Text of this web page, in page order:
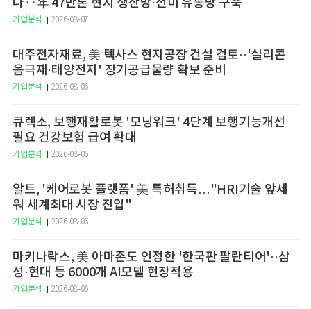
다‥年 47만톤 현지 생산망·전미 유통망 구축
기업분석 2026-08-07
대주전자재료, 美 텍사스 현지공장 건설 검토··'실리콘
음극재·태양전지' 장기공급물량 확보 준비
기업분석 2026-08-06
큐렉소, 보행재활로봇 '모닝워크' 4단계 보행기능개선
필요 건강보험 급여 확대
기업분석 2026-08-06
알트, '케어로봇 플랫폼' 美 특허취득…"HRI기술 앞세
워 세계최대 시장 진입"
기업분석 2026-08-06
마키나락스, 美 아마존도 인정한 '한국판 팔란티어'··삼
성·현대 등 6000개 AI모델 현장적용
기업분석 2026-08-06